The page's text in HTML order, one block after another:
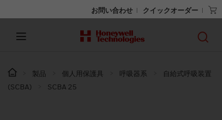
お問い合わせ クイックオーダー
製品 個人用保護具 呼吸器系
自給式呼吸装置
(SCBA)
SCBA 25